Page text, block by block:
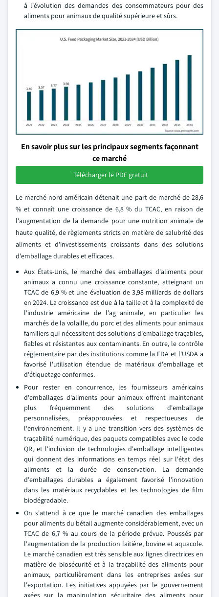
à l'évolution des demandes des consommateurs pour des
aliments pour animaux de qualité supérieure et sûrs.
En savoir plus sur les principaux segments façonnant
ce marché
Télécharger le PDF gratuit
Le marché nord-américain détenait une part de marché de 28,6
% et connaît une croissance de 6,8 % du TCAC, en raison de
l'augmentation de la demande pour une nutrition animale de
haute qualité, de règlements stricts en matière de salubrité des
aliments et d'investissements croissants dans des solutions
d'emballage durables et efficaces.
Aux États-Unis, le marché des emballages d'aliments pour
animaux a connu une croissance constante, atteignant un
TCAC de 6,9 % et une évaluation de 3,98 milliards de dollars
en 2024. La croissance est due à la taille et à la complexité de
l'industrie américaine de l'ag animale, en particulier les
marchés de la volaille, du porc et des aliments pour animaux
familiers qui nécessitent des solutions d'emballage traçables,
fiables et résistantes aux contaminants. En outre, le contrôle
réglementaire par des institutions comme la FDA et l'USDA a
favorisé l'utilisation étendue de matériaux d'emballage et
d'étiquetage conformes.
Pour rester en concurrence, les fournisseurs américains
d'emballages d'aliments pour animaux offrent maintenant
plus fréquemment des solutions d'emballage
personnalisées, préapprouvées et respectueuses de
l'environnement. Il y a une transition vers des systèmes de
traçabilité numérique, des paquets compatibles avec le code
QR, et l'inclusion de technologies d'emballage intelligentes
qui donnent des informations en temps réel sur l'état des
aliments et la durée de conservation. La demande
d'emballages durables a également favorisé l'innovation
dans les matériaux recyclables et les technologies de film
biodégradable.
On s'attend à ce que le marché canadien des emballages
pour aliments du bétail augmente considérablement, avec un
TCAC de 6,7 % au cours de la période prévue. Poussés par
l'augmentation de la production laitière, bovine et aquacole.
Le marché canadien est très sensible aux lignes directrices en
matière de biosécurité et à la traçabilité des aliments pour
animaux, particulièrement dans les entreprises axées sur
l'exportation. Les initiatives appuyées par le gouvernement
axées sur la manipulation sécuritaire des aliments pour